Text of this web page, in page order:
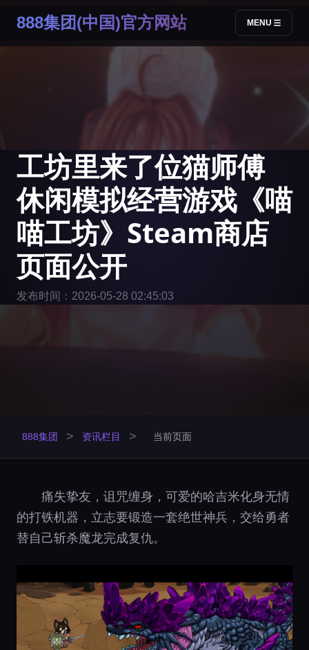
888集团(中国)官方网站 MENU
工坊里来了位猫师傅
休闲模拟经营游戏《喵
喵工坊》Steam商店
页面公开
发布时间：2026-05-28 02:45:03
888集团 > 资讯栏目 > 当前页面
痛失挚友，诅咒缠身，可爱的哈吉米化身无情
的打铁机器，立志要锻造一套绝世神兵，交给勇者
替自己斩杀魔龙完成复仇。